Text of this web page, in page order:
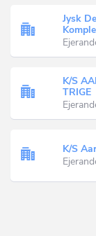
Jysk
K/S
TRIGE
K/S